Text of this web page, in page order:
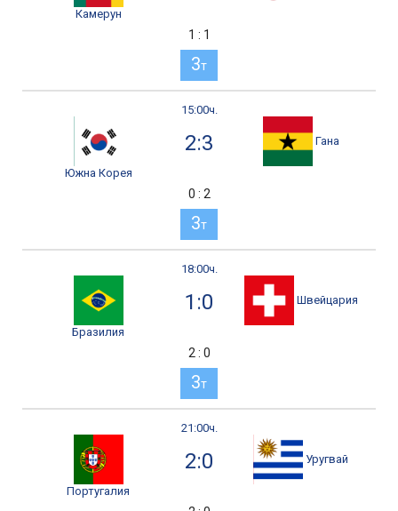
Камерун
1 : 1
3т
15:00ч.
Южна Корея
2:3 Гана
0 : 2
3т
18:00ч.
Бразилия
1:0 Швейцария
2 : 0
3т
21:00ч.
Португалия
2:0 Уругвай